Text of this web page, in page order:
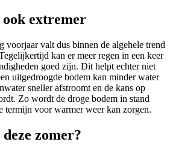
extremer
voorjaar valt dus binnen de algehele trend
kan er meer regen in een keer
goed zijn. Dit helpt echter niet
uitgedroogde bodem kan minder water
sneller afstroomt en de kans op
Zo wordt de droge bodem in stand
termijn voor warmer weer kan zorgen.
zomer?